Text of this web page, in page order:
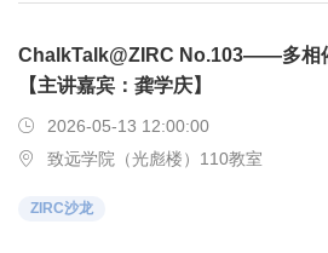
ChalkTalk@ZIRC No.103——多相
【主讲嘉宾：龚学庆】
2026-05-13 12:00:00
致远学院（光彪楼）110教室
ZIRC沙龙